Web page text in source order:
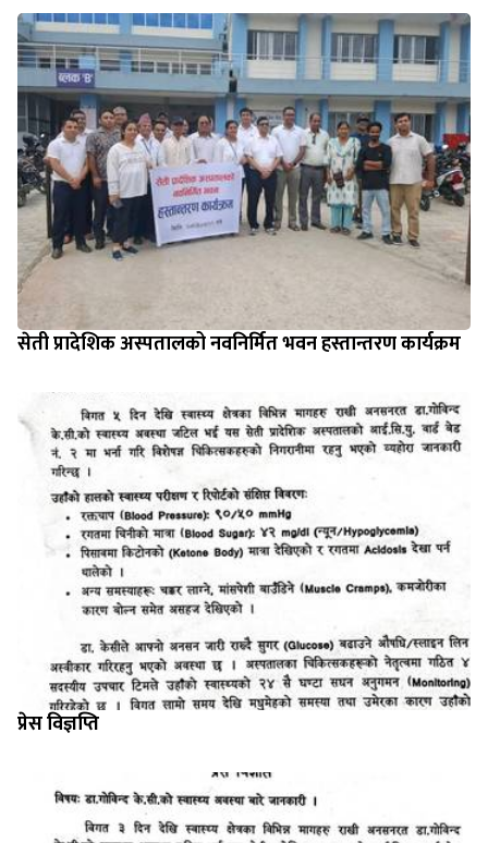
सेती प्रादेशिक अस्पतालको नवनिर्मित भवन हस्तान्तरण कार्यक्रम
प्रेस विज्ञप्ति